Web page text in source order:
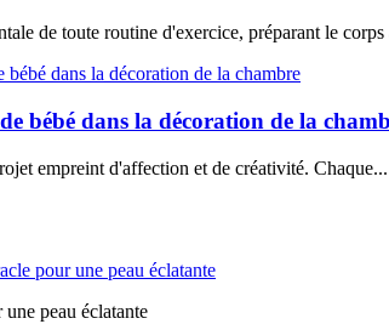
de toute routine d'exercice, préparant le corps
bébé dans la décoration de la
empreint d'affection et de créativité. Chaque...
peau éclatante